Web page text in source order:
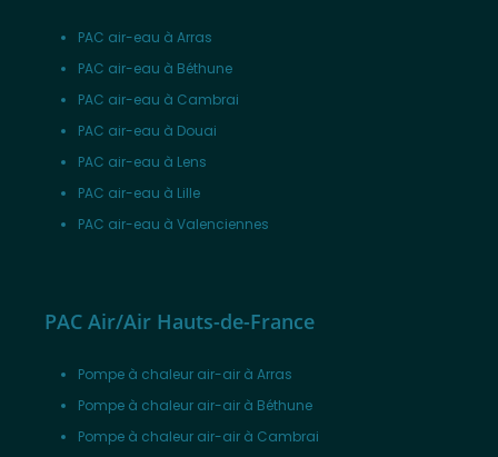
PAC air-eau à Arras
PAC air-eau à Béthune
PAC air-eau à Cambrai
PAC air-eau à Douai
PAC air-eau à Lens
PAC air-eau à Lille
PAC air-eau à Valenciennes
PAC Air/Air Hauts-de-France
Pompe à chaleur air-air à Arras
Pompe à chaleur air-air à Béthune
Pompe à chaleur air-air à Cambrai